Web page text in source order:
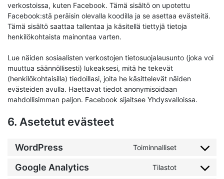
verkostoissa, kuten Facebook. Tämä sisältö on upotettu
Facebook:stä peräisin olevalla koodilla ja se asettaa evästeitä.
Tämä sisältö saattaa tallentaa ja käsitellä tiettyjä tietoja
henkilökohtaista mainontaa varten.
Lue näiden sosiaalisten verkostojen tietosuojalausunto (joka voi
muuttua säännöllisesti) lukeaksesi, mitä he tekevät
(henkilökohtaisilla) tiedoillasi, joita he käsittelevät näiden
evästeiden avulla. Haettavat tiedot anonymisoidaan
mahdollisimman paljon. Facebook sijaitsee Yhdysvalloissa.
6. Asetetut evästeet
WordPress Toiminnalliset
Consent
service
Google Analytics Tilastot
Consent